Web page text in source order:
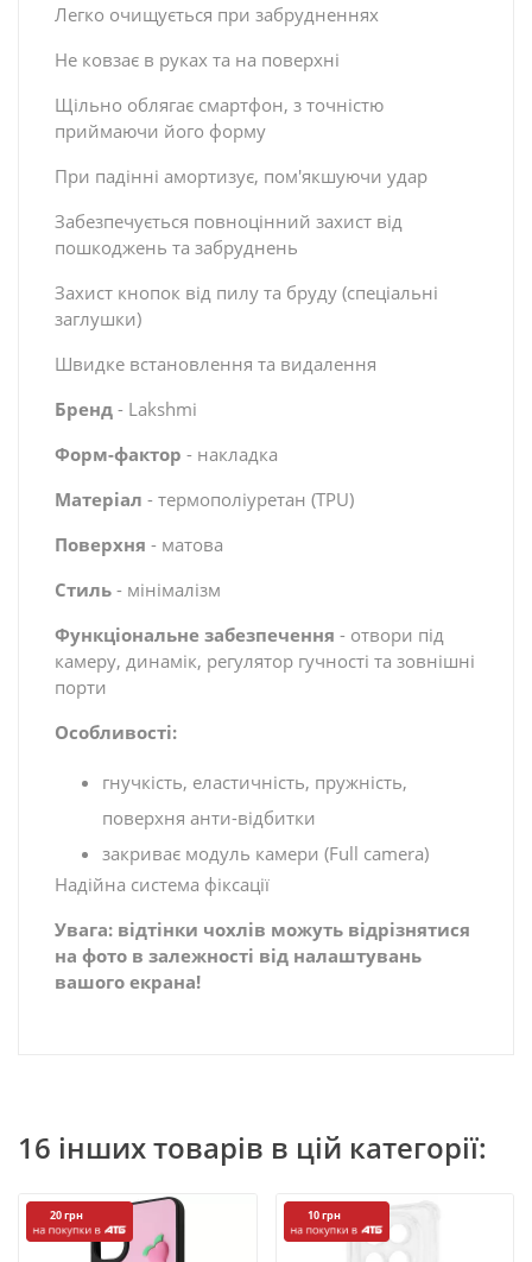
Легко очищується при забрудненнях
Не ковзає в руках та на поверхні
Щільно облягає смартфон, з точністю
приймаючи його форму
При падінні амортизує, пом'якшуючи удар
Забезпечується повноцінний захист від
пошкоджень та забруднень
Захист кнопок від пилу та бруду (спеціальні
заглушки)
Швидке встановлення та видалення
Бренд - Lakshmi
Форм-фактор - накладка
Матеріал - термополіуретан (TPU)
Поверхня - матова
Стиль - мінімалізм
Функціональне забезпечення - отвори під
камеру, динамік, регулятор гучності та зовнішні
порти
Особливості:
гнучкість, еластичність, пружність,
поверхня анти-відбитки
закриває модуль камери (Full camera)
Надійна система фіксації
Увага: відтінки чохлів можуть відрізнятися
на фото в залежності від налаштувань
вашого екрана!
16 інших товарів в цій категорії:
20 грн 10 грн